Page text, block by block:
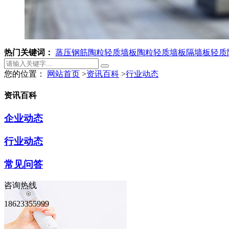
热门关键词： 蒸压钢筋陶粒轻质墙板 陶粒轻质墙板 隔墙板轻质
您的位置： 网站首页 >资讯百科 >行业动态
资讯百科
企业动态
行业动态
常见问答
咨询热线
18623355999